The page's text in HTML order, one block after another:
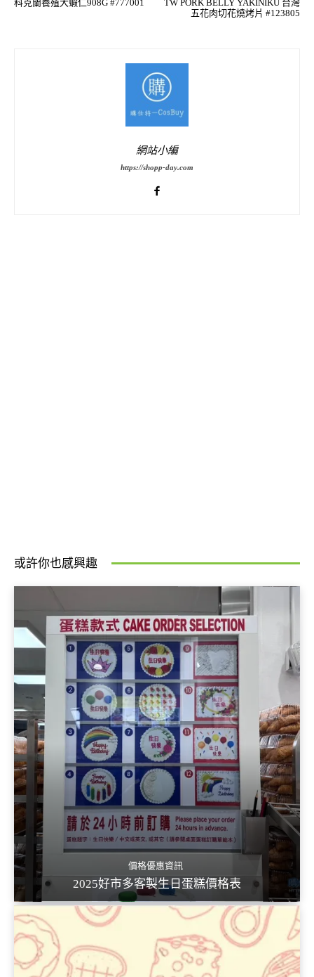
科克蘭養殖大蝦仁908G #777001
TW PORK BELLY YAKINIKU 台灣
五花肉切花燒烤片 #123805
網站小編
https://shopp-day.com
或許你也感興趣
價格優惠資訊
2025好市多客製生日蛋糕價格表